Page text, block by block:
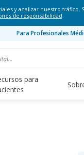
y analizar nuestro tráfico.
de responsabilidad.
Para Profesionales
para